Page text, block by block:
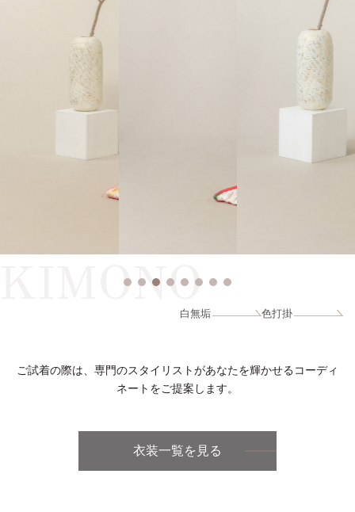
KIMONO
白無垢 色打掛
ご試着の際は、専門のスタイリストがあなたを輝かせるコーディ
ネートをご提案します。
衣装一覧を見る